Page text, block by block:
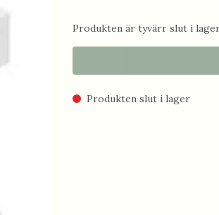
Produkten är tyvärr slut i
Produkten slut i lager